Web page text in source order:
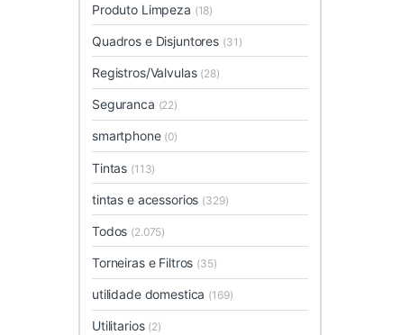
Produto Limpeza (18)
Quadros e Disjuntores (31)
Registros/Valvulas (28)
Seguranca (22)
smartphone (0)
Tintas (113)
tintas e acessorios (329)
Todos (2.075)
Torneiras e Filtros (35)
utilidade domestica (169)
Utilitarios (2)